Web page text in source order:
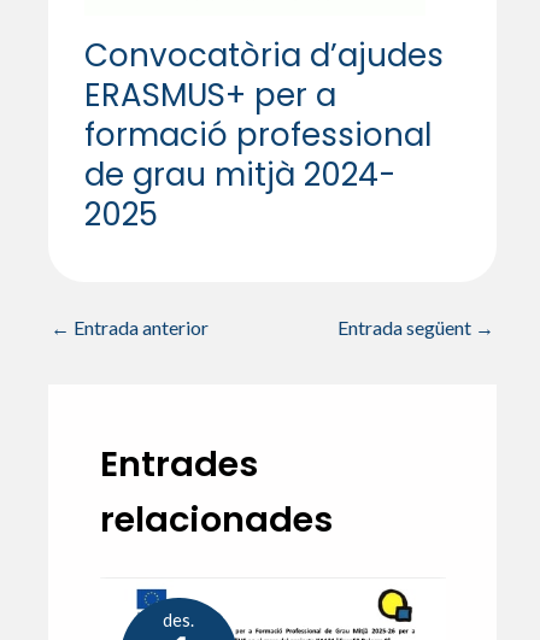
Convocatòria d’ajudes
ERASMUS+ per a
formació professional
de grau mitjà 2024-
2025
← Entrada anterior Entrada següent →
Entrades
relacionades
des.